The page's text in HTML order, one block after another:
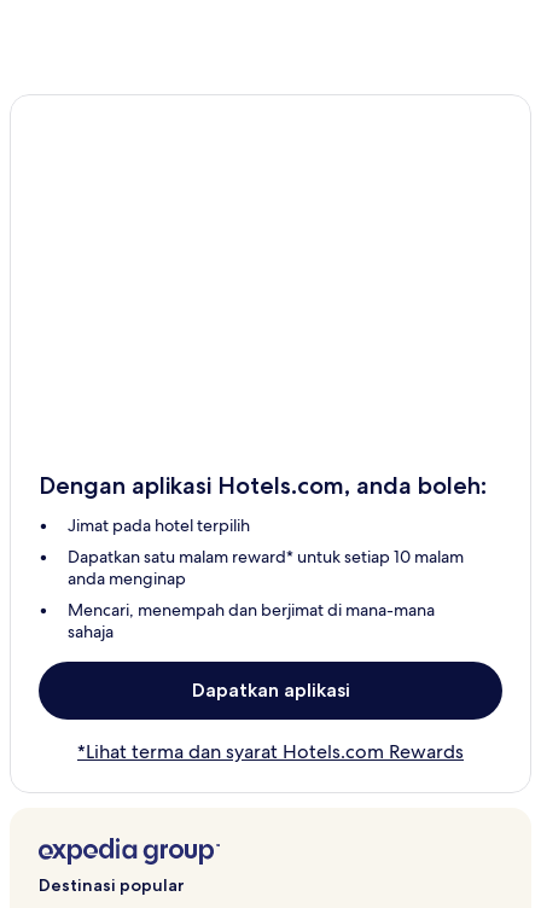
Dengan aplikasi Hotels.com, anda boleh:
Jimat pada hotel terpilih
Dapatkan satu malam reward* untuk setiap 10 malam
anda menginap
Mencari, menempah dan berjimat di mana-mana
sahaja
Dapatkan aplikasi
*Lihat terma dan syarat Hotels.com Rewards
Destinasi popular